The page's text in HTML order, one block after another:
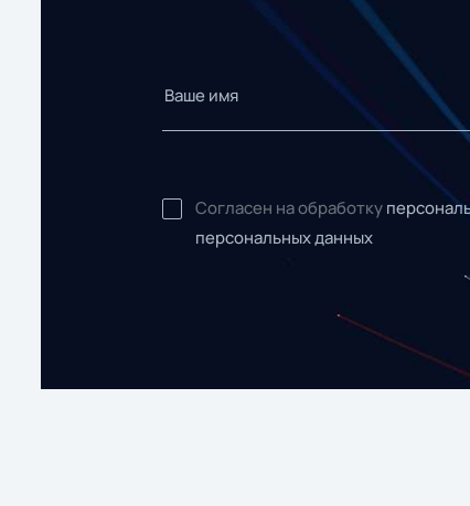
Согласен на обработку
персональных данных